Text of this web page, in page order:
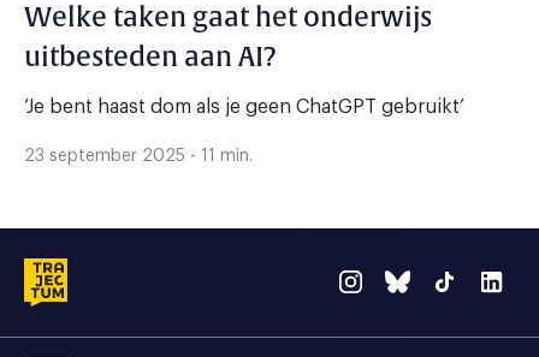
Welke taken gaat het onderwijs
uitbesteden aan AI?
‘Je bent haast dom als je geen ChatGPT gebruikt’
23 september 2025 - 11 min.